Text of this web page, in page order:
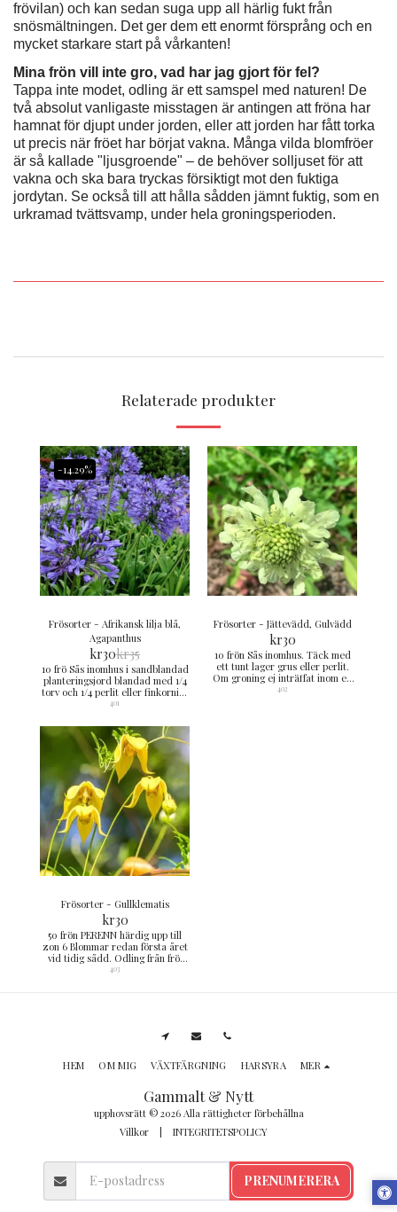
frövilan) och kan sedan suga upp all härlig fukt från
snösmältningen. Det ger dem ett enormt försprång och en
mycket starkare start på vårkanten!
Mina frön vill inte gro, vad har jag gjort för fel?
Tappa inte modet, odling är ett samspel med naturen! De
två absolut vanligaste misstagen är antingen att fröna har
hamnat för djupt under jorden, eller att jorden har fått torka
ut precis när fröet har börjat vakna. Många vilda blomfröer
är så kallade "ljusgroende" – de behöver solljuset för att
vakna och ska bara tryckas försiktigt mot den fuktiga
jordytan. Se också till att hålla sådden jämnt fuktig, som en
urkramad tvättsvamp, under hela groningsperioden.
Relaterade produkter
-14.29%
Frösorter - Afrikansk lilja blå,
Agapanthus
kr35
kr30
10 frö Sås inomhus i sandblandad
planteringsjord blandad med 1/4
torv och 1/4 perlit eller finkornigt
grus. Sådden placeras ljust i ca
inte blöt. Rotknölarna övervintras
frostfritt. Grotid 1-3 månader
401
Frösorter - Jättevädd, Gulvädd
kr30
10 frön Sås inomhus. Täck med
ett tunt lager grus eller perlit.
Om groning ej inträffat inom en
månad placeras sådden i kylskåp
402
Frösorter - Gullklematis
kr30
50 frön PERENN härdig upp till
zon 6 Blommar redan första året
vid tidig sådd. Odling från frö:
Sås inomhus. Fröerna blandas
403
Gammalt & Nytt
upphovsrätt © 2026 Alla rättigheter förbehållna
Villkor| INTEGRITETSPOLICY
HEM OM MIG VÄXTFÄRGNING HARSYRA MER
PRENUMERERA